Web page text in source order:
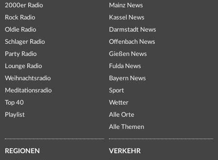
2000er Radio
Rock Radio
Oldie Radio
Schlager Radio
Party Radio
Lounge Radio
Weihnachtsradio
Meditationsradio
Top 40
Playlist
Mainz News
Kassel News
Darmstadt News
Offenbach News
Gießen News
Fulda News
Bayern News
Sport
Wetter
Alle Orte
Alle Themen
REGIONEN VERKEHR